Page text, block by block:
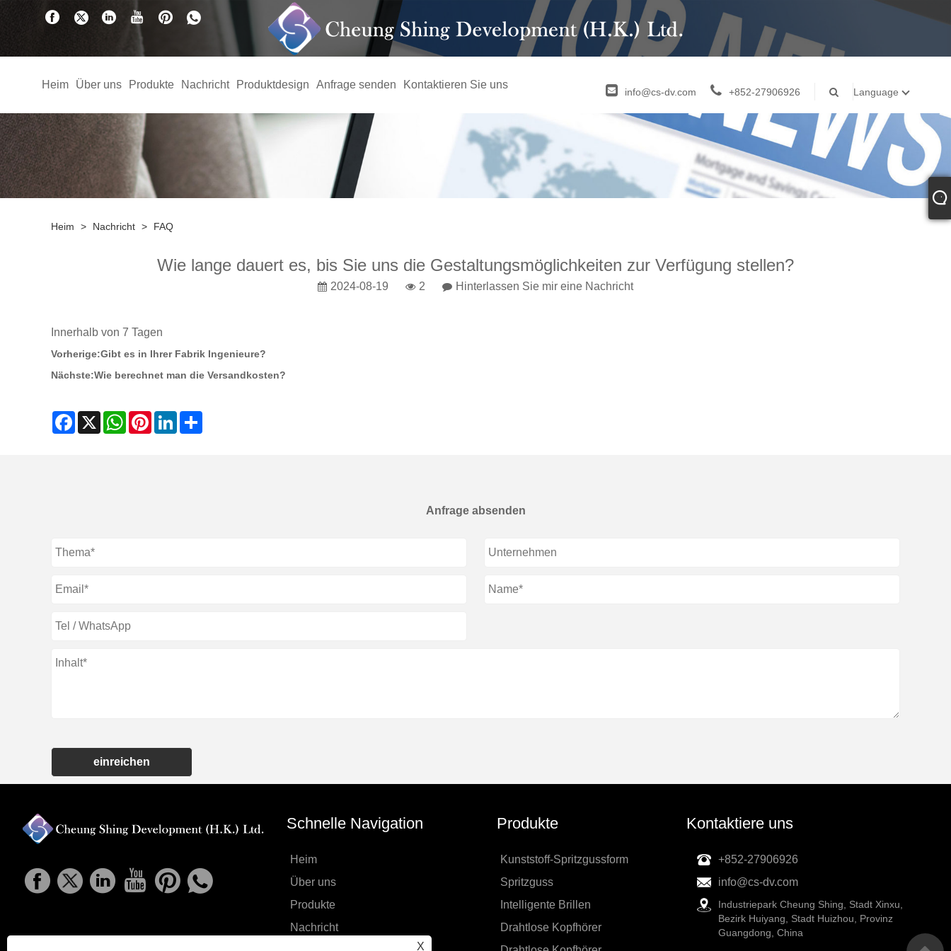
Heim Über uns Produkte Nachricht Produktdesign Anfrage senden Kontaktieren Sie uns
info@cs-dv.com +852-27906926 Language
Heim > Nachricht > FAQ
Wie lange dauert es, bis Sie uns die Gestaltungsmöglichkeiten zur Verfügung stellen?
2024-08-19 2 Hinterlassen Sie mir eine Nachricht
Innerhalb von 7 Tagen
Vorherige:Gibt es in Ihrer Fabrik Ingenieure?
Nächste:Wie berechnet man die Versandkosten?
Facebook
X WhatsAppPinterestLinkedIn
Anfrage absenden
einreichen
X
Schnelle Navigation
Heim
Über uns
Produkte
Nachricht
Produkte
Kunststoff-Spritzgussform
Spritzguss
Intelligente Brillen
Drahtlose Kopfhörer
Kontaktiere uns
+852-27906926
info@cs-dv.com
Industriepark Cheung Shing, Stadt Xinxu,
Bezirk Huiyang, Stadt Huizhou, Provinz
Guangdong, China